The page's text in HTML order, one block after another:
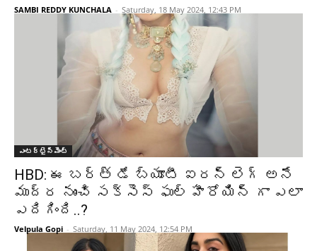
SAMBI REDDY KUNCHALA - Saturday, 18 May 2024, 12:43 PM
ఎంటర్టైన్మెంట్
HBD: ఈ బర్త్ డే బ్యూటీ ఐరన్ లెగ్ అనే
ముద్ర నుంచి సక్సెస్ ఫుల్ హీరోయిన్ గా ఎలా
ఎదిగింది..?
Velpula Gopi - Saturday, 11 May 2024, 12:54 PM